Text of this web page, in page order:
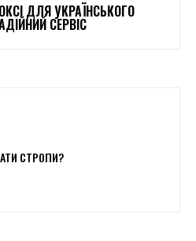
ДЛЯ УКРАЇНСЬКОГО
СЕРВІС
СТРОПИ?